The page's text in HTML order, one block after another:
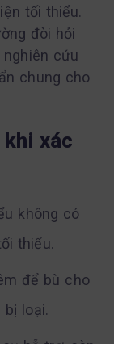
tối thiểu.
đòi hỏi
cứu
chung cho
xác
không có
thiểu.
để bù cho
loại.